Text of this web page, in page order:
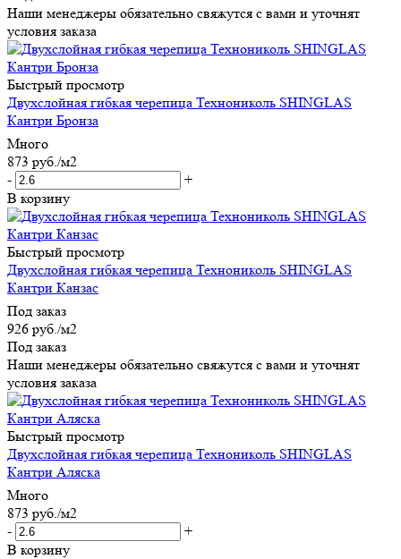
Наши менеджеры обязательно свяжутся с вами и уточнят
условия заказа
Быстрый просмотр
Двухслойная гибкая черепица Технониколь SHINGLAS
Кантри Бронза
Много
873 руб./м2
-
+
В корзину
Быстрый просмотр
Двухслойная гибкая черепица Технониколь SHINGLAS
Кантри Канзас
Под заказ
926 руб./м2
Под заказ
Наши менеджеры обязательно свяжутся с вами и уточнят
условия заказа
Быстрый просмотр
Двухслойная гибкая черепица Технониколь SHINGLAS
Кантри Аляска
Много
873 руб./м2
-
+
В корзину